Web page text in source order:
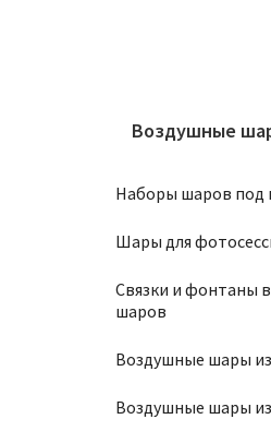
Воздушные
Наборы шаров под
Шары для
Связки и фонтаны
шаров
Воздушные шары из
Воздушные шары